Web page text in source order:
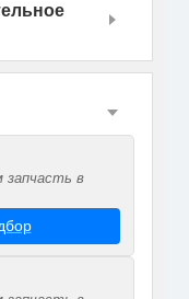
запчасть в